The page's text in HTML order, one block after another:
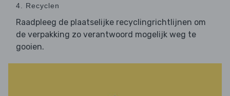
4. Recyclen
Raadpleeg de plaatselijke recyclingrichtlijnen om
de verpakking zo verantwoord mogelijk weg te
gooien.